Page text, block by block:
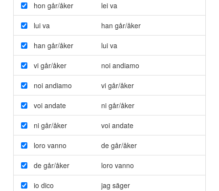
hon går/åker lei va
lui va han går/åker
han går/åker lui va
vi går/åker noi andiamo
noi andiamo vi går/åker
voi andate ni går/åker
ni går/åker voi andate
loro vanno de går/åker
de går/åker loro vanno
io dico jag säger